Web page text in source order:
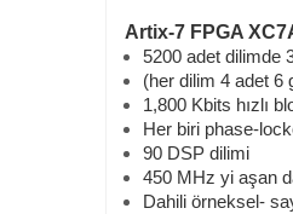
Artix-7 FPGA
5200 adet dilimde
(her dilim 4 adet 6
1,800 Kbits hızlı
Her biri phase-
90 DSP dilimi
450 MHz yi aşan
Dahili örneksel-